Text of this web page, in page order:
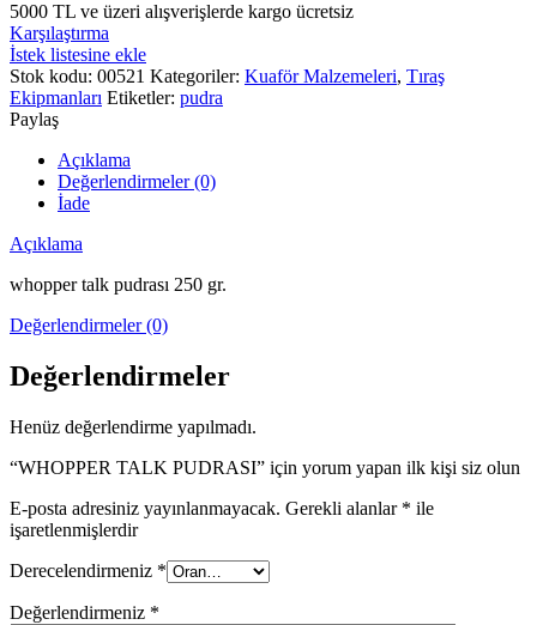
5000 TL ve üzeri alışverişlerde kargo ücretsiz
Karşılaştırma
İstek listesine ekle
Stok kodu: 00521 Kategoriler: Kuaför Malzemeleri, Tıraş
Ekipmanları Etiketler: pudra
Paylaş
Açıklama
Değerlendirmeler (0)
İade
Açıklama
whopper talk pudrası 250 gr.
Değerlendirmeler (0)
Değerlendirmeler
Henüz değerlendirme yapılmadı.
“WHOPPER TALK PUDRASI” için yorum yapan ilk kişi siz olun
E-posta adresiniz yayınlanmayacak. Gerekli alanlar * ile
işaretlenmişlerdir
Derecelendirmeniz *
Değerlendirmeniz *